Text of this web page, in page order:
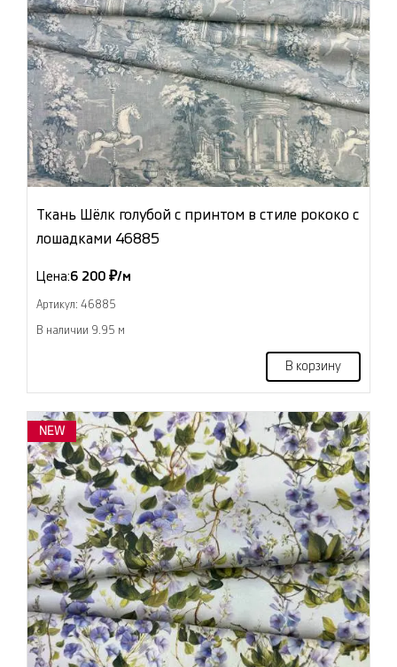
Ткань Шёлк голубой с принтом в стиле рококо с
лошадками 46885
Цена:6 200 ₽/м
Артикул: 46885
В наличии 9.95 м
В корзину
NEW